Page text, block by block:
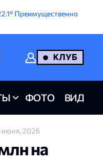
Преимущественно
КЛУБ
ФОТО ВИДЕО
июня, 2026
на